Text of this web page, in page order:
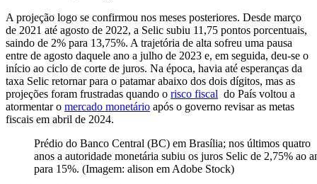
A projeção logo se confirmou nos meses posteriores. Desde março
de 2021 até agosto de 2022, a Selic subiu 11,75 pontos porcentuais,
saindo de 2% para 13,75%. A trajetória de alta sofreu uma pausa
entre de agosto daquele ano a julho de 2023 e, em seguida, deu-se o
início ao ciclo de corte de juros. Na época, havia até esperanças da
taxa Selic retornar para o patamar abaixo dos dois dígitos, mas as
projeções foram frustradas quando o risco fiscal do País voltou a
atormentar o mercado monetário após o governo revisar as metas
fiscais em abril de 2024.
Prédio do Banco Central (BC) em Brasília; nos últimos quatro
anos a autoridade monetária subiu os juros Selic de 2,75% ao
para 15%. (Imagem: alison em Adobe Stock)